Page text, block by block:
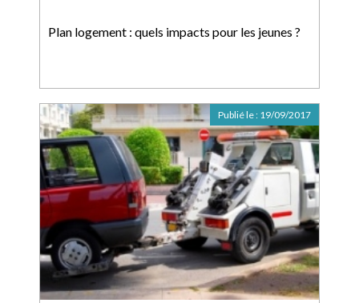
Plan logement : quels impacts pour les jeunes ?
Publié le : 19/09/2017